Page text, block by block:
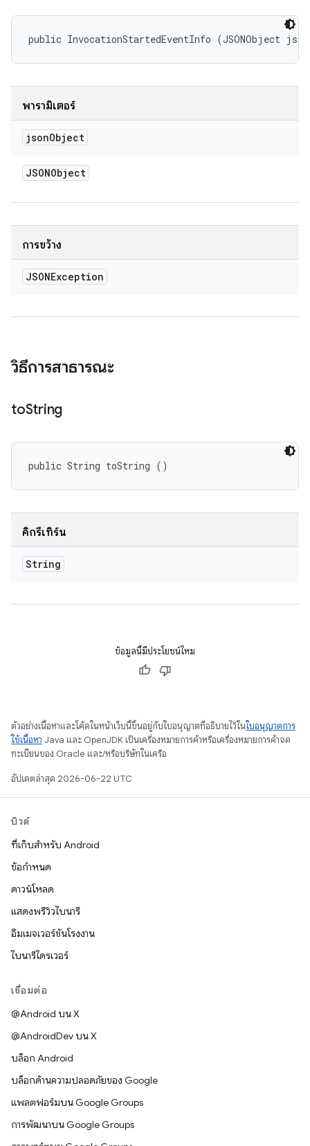
public InvocationStartedEventInfo (JSONObject
พารามิเตอร์
jsonObject
JSONObject
การขว้าง
JSONException
วิธีการสาธารณะ
toString
public String toString ()
คิกรีเทิร์น
String
ข้อมูลนี้มีประโยชน์ไหม
ตัวอย่างเนื้อหาและโค้ดในหน้าเว็บนี้ขึ้นอยู่กับใบอนุญาตที่อธิบายไว้ในใบอนุญาตการ
ใช้เนื้อหา Java และ OpenJDK เป็นเครื่องหมายการค้าหรือเครื่องหมายการค้าจด
ทะเบียนของ Oracle และ/หรือบริษัทในเครือ
อัปเดตล่าสุด 2026-06-22 UTC
บิวด์
ที่เก็บสำหรับ Android
ข้อกำหนด
ดาวน์โหลด
แสดงพรีวิวไบนารี
อิมเมจเวอร์ชันโรงงาน
ไบนารีไดรเวอร์
เชื่อมต่อ
@Android บน X
@AndroidDev บน X
บล็อก Android
บล็อกด้านความปลอดภัยของ Google
แพลตฟอร์มบน Google Groups
การพัฒนาบน Google Groups